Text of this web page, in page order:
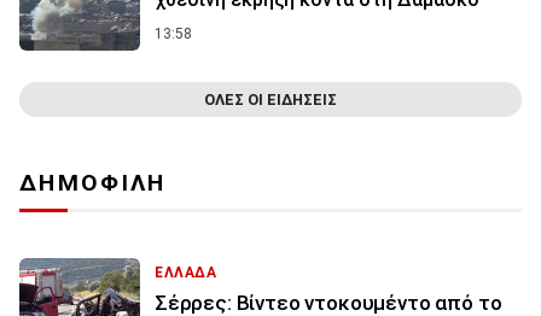
13:58
ΟΛΕΣ ΟΙ ΕΙΔΗΣΕΙΣ
ΔΗΜΟΦΙΛΗ
ΕΛΛΑΔΑ
Σέρρες: Βίντεο ντοκουμέντο από το